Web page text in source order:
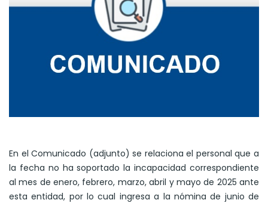
En el Comunicado (adjunto) se relaciona el personal que a
la fecha no ha soportado la incapacidad correspondiente
al mes de enero, febrero, marzo, abril y mayo de 2025 ante
esta entidad, por lo cual ingresa a la nómina de junio de